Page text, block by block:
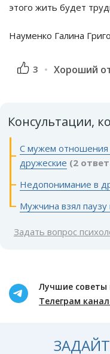
этого жить будет
Науменко Галина
3 Хороший
Консультации,
С мужем отношения
дружеские (2
Недопонимание в
Мужчина взял
Задать вопрос
Лучшие
Телеграм